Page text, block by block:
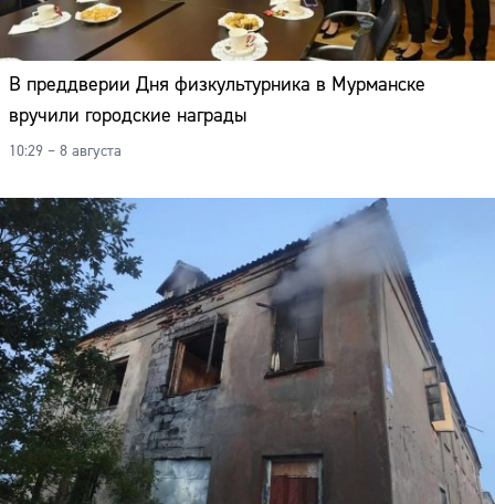
В преддверии Дня физкультурника в Мурманске
вручили городские награды
10:29 – 8 августа